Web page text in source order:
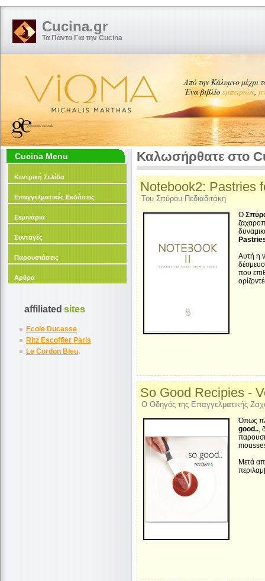
Cucina.gr
Τα Πάντα Για την Cucina
Cucina Menu
Κεντρική Σελίδα
Επαγγελματικές Εκδόσεις
Σεμινάρια
Συνταγές
Παρουσιάσεις
Αρθρα
affiliated sites
Ecole Ducasse
Ritz Escoffier Paris
Le Cordon Bleu
Καλωσήρθατε στο
Notebook2: Pastries
Του Σπύρου Πεδιαδιτάκη
Ο
Αυτή η
που
So Good Recipies -
Ο Oδηγός της Eπαγγελματικής
Όπως
good..,
Μετά